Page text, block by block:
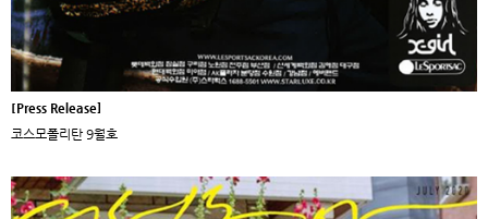
[Press Release]
코스모폴리탄 9월호